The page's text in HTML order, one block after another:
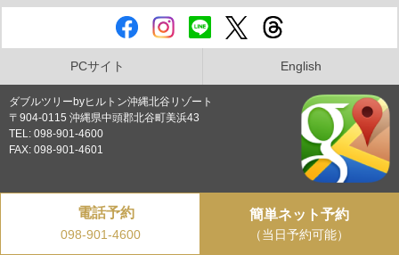
PCサイト English
ダブルツリーbyヒルトン沖縄北谷リゾート
〒904-0115 沖縄県中頭郡北谷町美浜43
TEL: 098-901-4600
FAX: 098-901-4601
Copyright © DoubleTree by Hilton Okinawa Chatan Resort all rights reserved.
電話予約
098-901-4600
簡単ネット予約
（当日予約可能）